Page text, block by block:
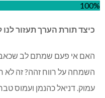
100%
כיצד תורת הערך תעזור
האם אי פעם שמתם לב
השמחה על רווח זהה? זה לא
עמוק. דניאל כהנמן ועמוס